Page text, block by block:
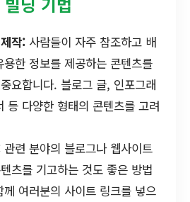
작: 사람들이 자주 참조하고 배
한 정보를 제공하는 콘텐츠를
요합니다. 블로그 글, 인포그래
등 다양한 형태의 콘텐츠를 고려
관련 분야의 블로그나 웹사이트
츠를 기고하는 것도 좋은 방법
여러분의 사이트 링크를 넣으